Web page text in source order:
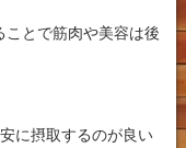
ことで筋肉や美容は後
に摂取するのが良い